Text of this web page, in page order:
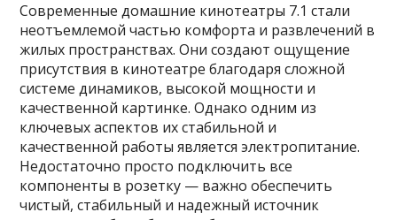
Современные домашние кинотеатры 7.1 стали
неотъемлемой частью комфорта и развлечений в
жилых пространствах. Они создают ощущение
присутствия в кинотеатре благодаря сложной
системе динамиков, высокой мощности и
качественной картинке. Однако одним из
ключевых аспектов их стабильной и
качественной работы является электропитание.
Недостаточно просто подключить все
компоненты в розетку — важно обеспечить
чистый, стабильный и надежный источник